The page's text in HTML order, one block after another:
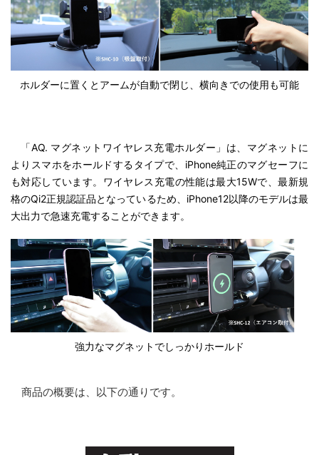
ホルダーに置くとアームが自動で閉じ、横向きでの使用も可能
「AQ. マグネットワイヤレス充電ホルダー」は、マグネットに
よりスマホをホールドするタイプで、iPhone純正のマグセーフに
も対応しています。ワイヤレス充電の性能は最大15Wで、最新規
格のQi2正規認証品となっているため、iPhone12以降のモデルは最
大出力で急速充電することができます。
強力なマグネットでしっかりホールド
商品の概要は、以下の通りです。